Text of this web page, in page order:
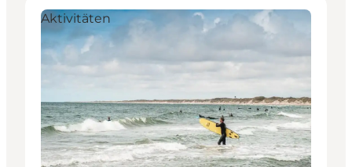
Aktivitäten